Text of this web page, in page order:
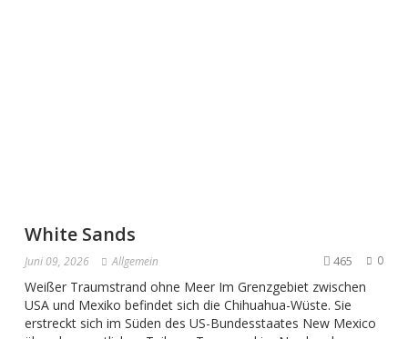
White Sands
Juni 09, 2026 Allgemein 0
465
Weißer Traumstrand ohne Meer Im Grenzgebiet zwischen
USA und Mexiko befindet sich die Chihuahua-Wüste. Sie
erstreckt sich im Süden des US-Bundesstaates New Mexico